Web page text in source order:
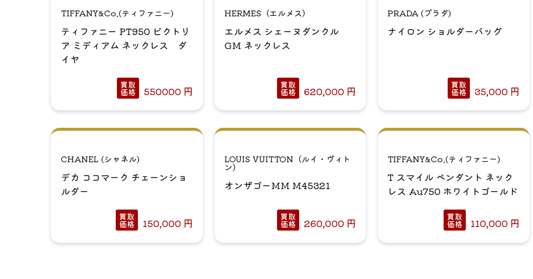
TIFFANY&Co.(ティファニー)
ティファニー PT950 ビクトリ
ア ミディアム ネックレス ダ
イヤ
買取
価格 550000 円
HERMES（エルメス）
エルメス シェーヌダンクル
GM ネックレス
買取
価格 620,000 円
PRADA (プラダ)
ナイロン ショルダーバッグ
買取
価格 35,000 円
CHANEL (シャネル)
デカ ココマーク チェーンショ
ルダー
買取
価格 150,000 円
LOUIS VUITTON（ルイ・ヴィト
ン）
オンザゴーMM M45321
買取
価格 260,000 円
TIFFANY&Co.(ティファニー)
T スマイル ペンダント ネック
レス Au750 ホワイトゴールド
買取
価格 110,000 円